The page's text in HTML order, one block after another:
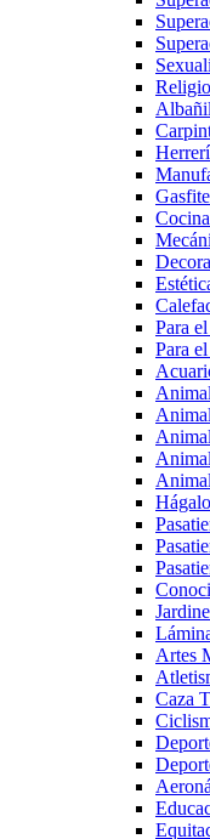
Para
Para
Artes
Caza